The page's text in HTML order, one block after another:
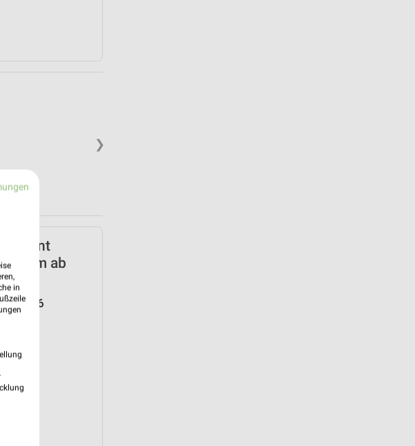
❯
ab
2026
in